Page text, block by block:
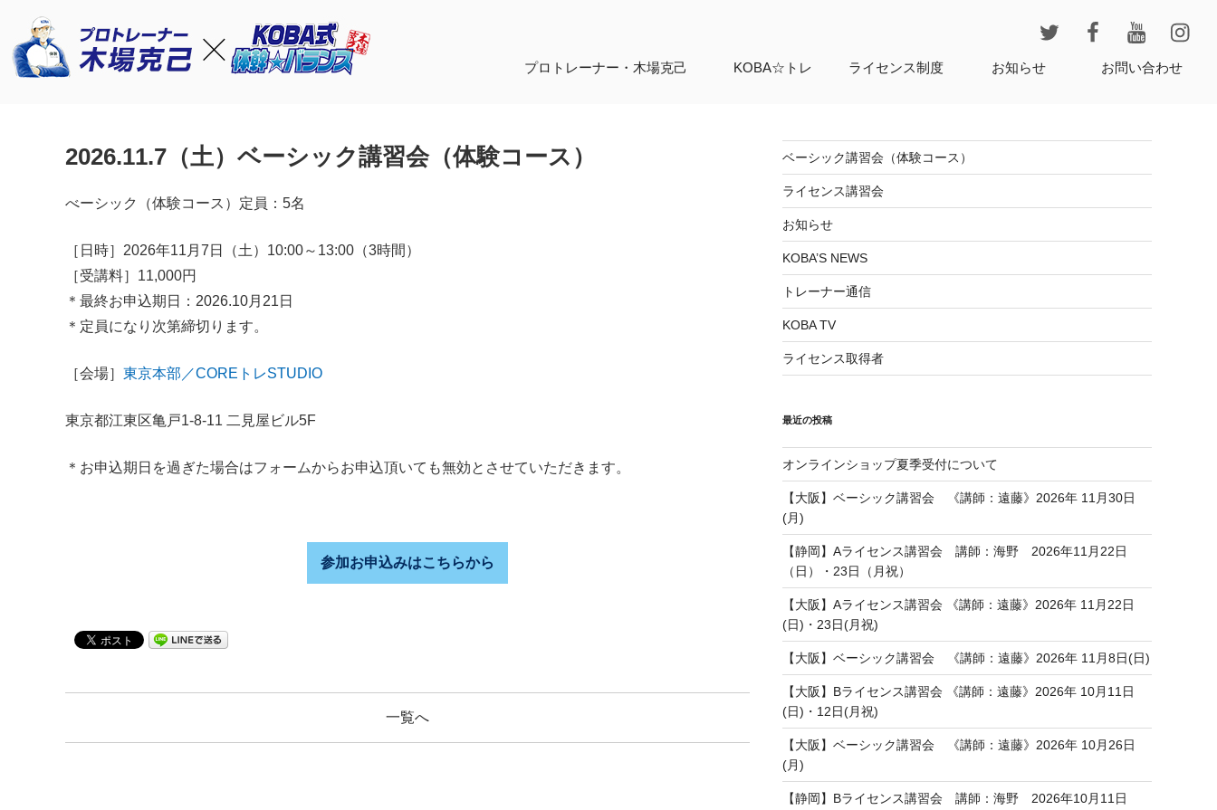
プロトレーナー・ 木場克己 KOBA☆トレ ライセンス制度 お知らせ お問い合わせ
2026.11.7（土）ベーシック講習会（体験コース）
べーシック（体験コース）定員：5名
［日時］2026年11月7日（土）10:00～13:00（3時間）
［受講料］11,000円
＊最終お申込期日：2026.10月21日
＊定員になり次第締切ります。
［会場］ 東京本部／COREトレSTUDIO
東京都江東区亀戸1-8-11 二見屋ビル5F
＊お申込期日を過ぎた場合はフォームからお申込頂いても無効とさせていただきます。
参加お申込みはこちらから
一覧へ
ベーシック講習会（体験コース）
ライセンス講習会
お知らせ
KOBA’S NEWS
トレーナー通信
KOBA TV
ライセンス取得者
最近の投稿
オンラインショップ夏季受付について
【大阪】ベーシック講習会 《講師：遠藤》2026年 11月30日
(月)
【静岡】Aライセンス講習会 講師：海野 2026年11月22日
（日）・23日（月祝）
【大阪】Aライセンス講習会 《講師：遠藤》2026年 11月22日
(日)・23日(月祝)
【大阪】ベーシック講習会 《講師：遠藤》2026年 11月8日(日)
【大阪】Bライセンス講習会 《講師：遠藤》2026年 10月11日
(日)・12日(月祝)
【大阪】ベーシック講習会 《講師：遠藤》2026年 10月26日
(月)
【静岡】Bライセンス講習会 講師：海野 2026年10月11日